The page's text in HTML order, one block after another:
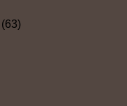
(63)